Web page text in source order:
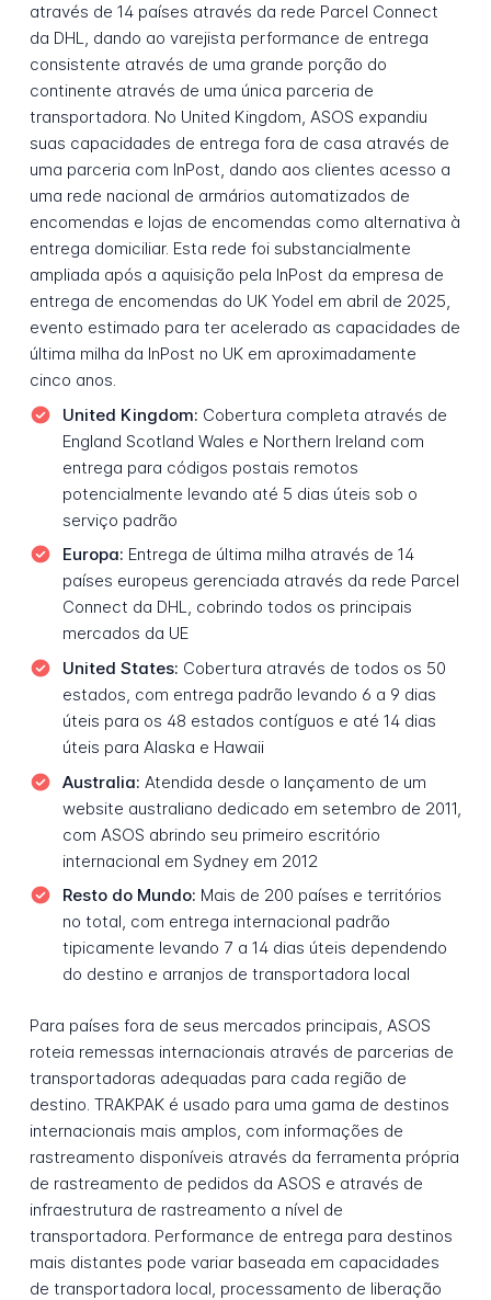
através de 14 países através da rede Parcel Connect
da DHL, dando ao varejista performance de entrega
consistente através de uma grande porção do
continente através de uma única parceria de
transportadora. No United Kingdom, ASOS expandiu
suas capacidades de entrega fora de casa através de
uma parceria com InPost, dando aos clientes acesso a
uma rede nacional de armários automatizados de
encomendas e lojas de encomendas como alternativa à
entrega domiciliar. Esta rede foi substancialmente
ampliada após a aquisição pela InPost da empresa de
entrega de encomendas do UK Yodel em abril de 2025,
evento estimado para ter acelerado as capacidades de
última milha da InPost no UK em aproximadamente
cinco anos.
United Kingdom: Cobertura completa através de
England Scotland Wales e Northern Ireland com
entrega para códigos postais remotos
potencialmente levando até 5 dias úteis sob o
serviço padrão
Europa: Entrega de última milha através de 14
países europeus gerenciada através da rede Parcel
Connect da DHL, cobrindo todos os principais
mercados da UE
United States: Cobertura através de todos os 50
estados, com entrega padrão levando 6 a 9 dias
úteis para os 48 estados contíguos e até 14 dias
úteis para Alaska e Hawaii
Australia: Atendida desde o lançamento de um
website australiano dedicado em setembro de 2011,
com ASOS abrindo seu primeiro escritório
internacional em Sydney em 2012
Resto do Mundo: Mais de 200 países e territórios
no total, com entrega internacional padrão
tipicamente levando 7 a 14 dias úteis dependendo
do destino e arranjos de transportadora local
Para países fora de seus mercados principais, ASOS
roteia remessas internacionais através de parcerias de
transportadoras adequadas para cada região de
destino. TRAKPAK é usado para uma gama de destinos
internacionais mais amplos, com informações de
rastreamento disponíveis através da ferramenta própria
de rastreamento de pedidos da ASOS e através de
infraestrutura de rastreamento a nível de
transportadora. Performance de entrega para destinos
mais distantes pode variar baseada em capacidades
de transportadora local, processamento de liberação